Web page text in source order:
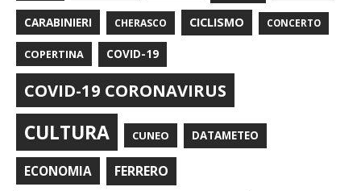
CARABINIERI CHERASCO CICLISMO CONCERTO
COPERTINA COVID-19
COVID-19 CORONAVIRUS
CULTURA CUNEO DATAMETEO
ECONOMIA FERRERO